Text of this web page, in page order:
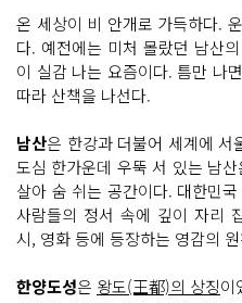
온 세상이 비 안개로 가득하다.
다. 예전에는 미처 몰랐던 남산
이 실감 나는 요즘이다. 틈만 나
따라 산책을 나선다.
남산은 한강과 더불어 세계에 서
도심 한가운데 우뚝 서 있는 남
살아 숨 쉬는 공간이다. 대한민
사람들의 정서 속에 깊이 자리
시, 영화 등에 등장하는 영감의
한양도성은 왕도(王都)의 상징이